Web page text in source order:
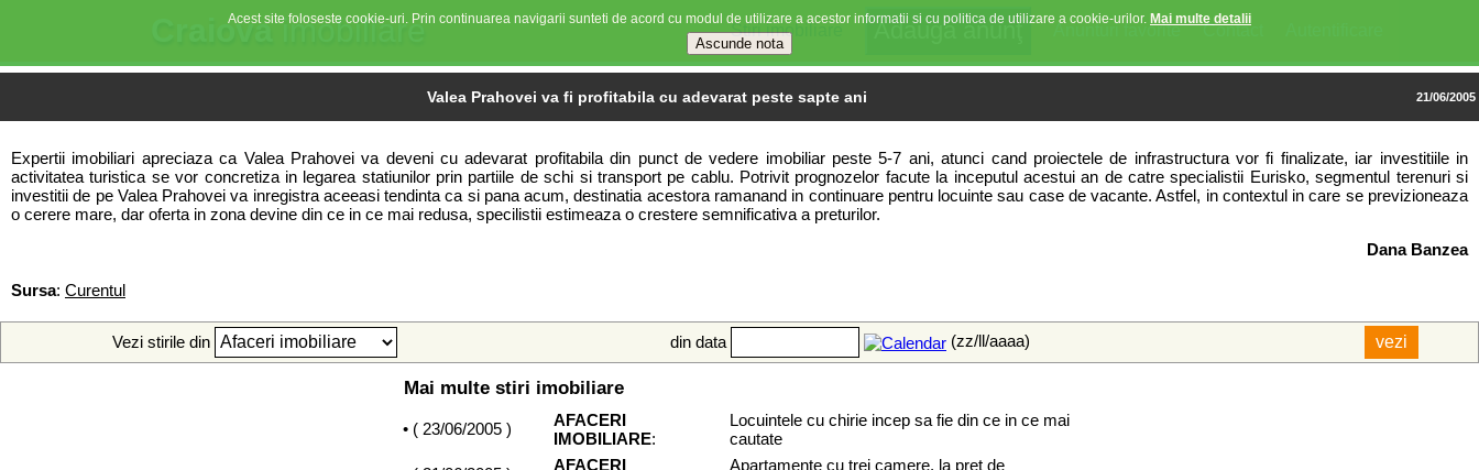
Craiovaimobiliare Contact
Anunturi favorite
Stiri imobiliare
Valea Prahovei va fi profitabila cu adevarat peste sapte ani 21/06/2005
Expertii imobiliari apreciaza ca Valea Prahovei va deveni cu adevarat profitabila din punct de vedere imobiliar peste 5-7 ani, atunci cand proiectele de infrastructura vor fi finalizate, iar investitiile in
activitatea turistica se vor concretiza in legarea statiunilor prin partiile de schi si transport pe cablu. Potrivit prognozelor facute la inceputul acestui an de catre specialistii Eurisko, segmentul terenuri si
investitii de pe Valea Prahovei va inregistra aceeasi tendinta ca si pana acum, destinatia acestora ramanand in continuare pentru locuinte sau case de vacante. Astfel, in contextul in care se previzioneaza
o cerere mare, dar oferta in zona devine din ce in ce mai redusa, specilistii estimeaza o crestere semnificativa a preturilor.
Dana Banzea
Sursa: Curentul
Vezi stirile din din data (zz/ll/aaaa)
Mai multe stiri imobiliare
• ( 23/06/2005 )
AFACERI
IMOBILIARE:
Locuintele cu chirie incep sa fie din ce in ce mai
cautate
AFACERI
Apartamente cu trei camere, la pret de
Acest site foloseste cookie-uri. Prin continuarea navigarii sunteti de acord cu modul de utilizare a acestor informatii si cu politica de utilizare a cookie-urilor. Mai multe detalii